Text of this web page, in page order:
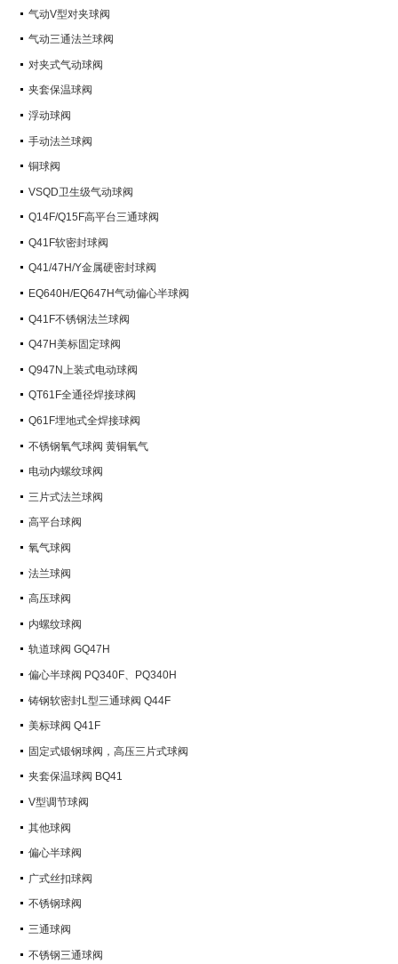
气动V型对夹球阀
气动三通法兰球阀
对夹式气动球阀
夹套保温球阀
浮动球阀
手动法兰球阀
铜球阀
VSQD卫生级气动球阀
Q14F/Q15F高平台三通球阀
Q41F软密封球阀
Q41/47H/Y金属硬密封球阀
EQ640H/EQ647H气动偏心半球阀
Q41F不锈钢法兰球阀
Q47H美标固定球阀
Q947N上装式电动球阀
QT61F全通径焊接球阀
Q61F埋地式全焊接球阀
不锈钢氧气球阀 黄铜氧气
电动内螺纹球阀
三片式法兰球阀
高平台球阀
氧气球阀
法兰球阀
高压球阀
内螺纹球阀
轨道球阀 GQ47H
偏心半球阀 PQ340F、PQ340H
铸钢软密封L型三通球阀 Q44F
美标球阀 Q41F
固定式锻钢球阀，高压三片式球阀
Q347Y,Q347F
夹套保温球阀 BQ41
V型调节球阀
其他球阀
偏心半球阀
广式丝扣球阀
不锈钢球阀
三通球阀
不锈钢三通球阀